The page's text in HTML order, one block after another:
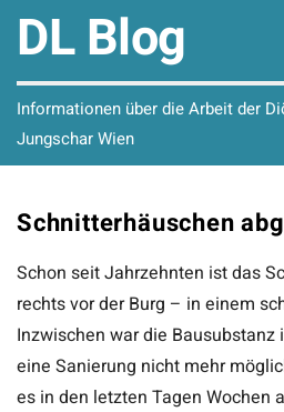
DL Blog
Informationen über die Arbeit der
Jungschar Wien
Schnitterhäuschen
Schon seit Jahrzehnten ist das
rechts vor der Burg – in einem
Inzwischen war die Bausubstanz
eine Sanierung nicht mehr
es in den letzten Tagen Wochen